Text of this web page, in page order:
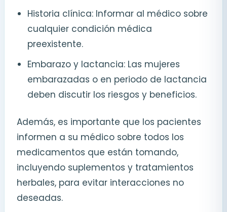
Historia clínica: Informar al médico sobre
cualquier condición médica
preexistente.
Embarazo y lactancia: Las mujeres
embarazadas o en periodo de lactancia
deben discutir los riesgos y beneficios.
Además, es importante que los pacientes
informen a su médico sobre todos los
medicamentos que están tomando,
incluyendo suplementos y tratamientos
herbales, para evitar interacciones no
deseadas.